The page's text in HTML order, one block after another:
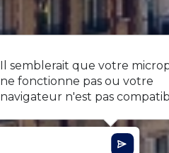
Il semblerait que votre
ne fonctionne pas ou votre
navigateur n'est pas